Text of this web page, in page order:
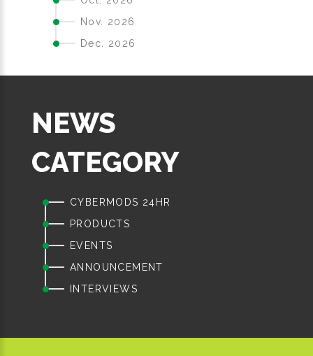
Nov. 2026
Dec. 2026
NEWS
CATEGORY
CYBERMODS 24HR
PRODUCTS
EVENTS
ANNOUNCEMENT
INTERVIEWS